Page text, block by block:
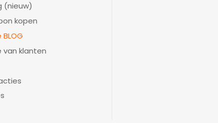
(nieuw)
kopen
van klanten